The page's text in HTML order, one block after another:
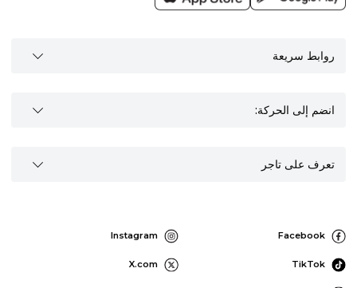
روابط سريعة
انضم إلى الحركة:
تعرف على تاجر
Facebook
Instagram
TikTok
X.com